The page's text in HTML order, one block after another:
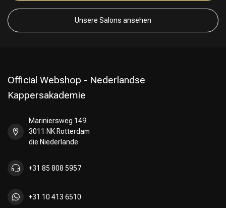
Unsere Salons ansehen
Official Webshop - Nederlandse
Kappersakademie
Mariniersweg 149
3011 NK Rotterdam
die Niederlande
+31 85 808 5957
+31 10 413 6510